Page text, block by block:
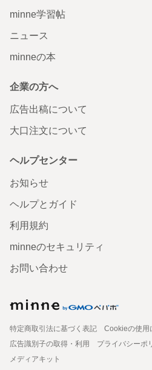
minne学習帖
ニュース
minneの本
企業の方へ
広告出稿について
大口注文について
ヘルプセンター
お知らせ
ヘルプとガイド
利用規約
minneのセキュリティ
お問い合わせ
特定商取引法に基づく表記
Cookieの使用
広告識別子の取得・利用
プライバシーポ
メディアキット